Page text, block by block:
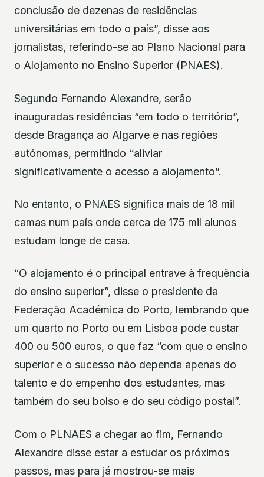
conclusão de dezenas de residências
universitárias em todo o país”, disse aos
jornalistas, referindo-se ao Plano Nacional para
o Alojamento no Ensino Superior (PNAES).
Segundo Fernando Alexandre, serão
inauguradas residências “em todo o território”,
desde Bragança ao Algarve e nas regiões
autónomas, permitindo “aliviar
significativamente o acesso a alojamento”.
No entanto, o PNAES significa mais de 18 mil
camas num país onde cerca de 175 mil alunos
estudam longe de casa.
“O alojamento é o principal entrave à frequência
do ensino superior”, disse o presidente da
Federação Académica do Porto, lembrando que
um quarto no Porto ou em Lisboa pode custar
400 ou 500 euros, o que faz “com que o ensino
superior e o sucesso não dependa apenas do
talento e do empenho dos estudantes, mas
também do seu bolso e do seu código postal”.
Com o PLNAES a chegar ao fim, Fernando
Alexandre disse estar a estudar os próximos
passos, mas para já mostrou-se mais